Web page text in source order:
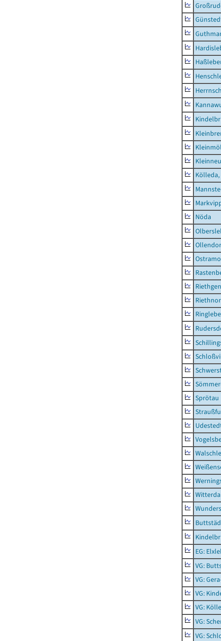
Nöda
Riethgen
Sprötau
Witterda
EG:
VG:
VG:
VG:
VG:
VG:
VG: